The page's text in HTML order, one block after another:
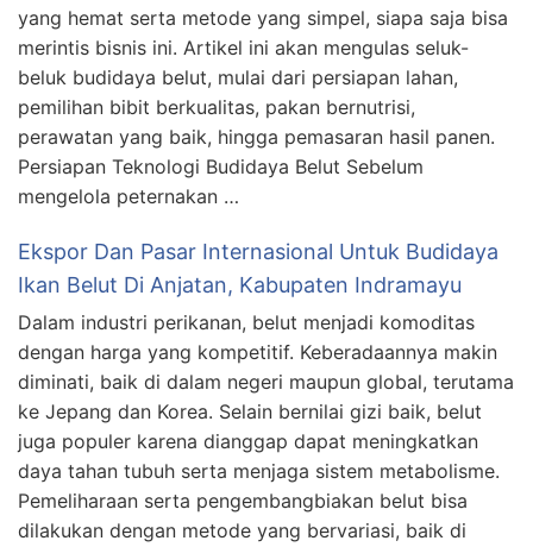
yang hemat serta metode yang simpel, siapa saja bisa
merintis bisnis ini. Artikel ini akan mengulas seluk-
beluk budidaya belut, mulai dari persiapan lahan,
pemilihan bibit berkualitas, pakan bernutrisi,
perawatan yang baik, hingga pemasaran hasil panen.
Persiapan Teknologi Budidaya Belut Sebelum
mengelola peternakan …
Ekspor Dan Pasar Internasional Untuk Budidaya
Ikan Belut Di Anjatan, Kabupaten Indramayu
Dalam industri perikanan, belut menjadi komoditas
dengan harga yang kompetitif. Keberadaannya makin
diminati, baik di dalam negeri maupun global, terutama
ke Jepang dan Korea. Selain bernilai gizi baik, belut
juga populer karena dianggap dapat meningkatkan
daya tahan tubuh serta menjaga sistem metabolisme.
Pemeliharaan serta pengembangbiakan belut bisa
dilakukan dengan metode yang bervariasi, baik di